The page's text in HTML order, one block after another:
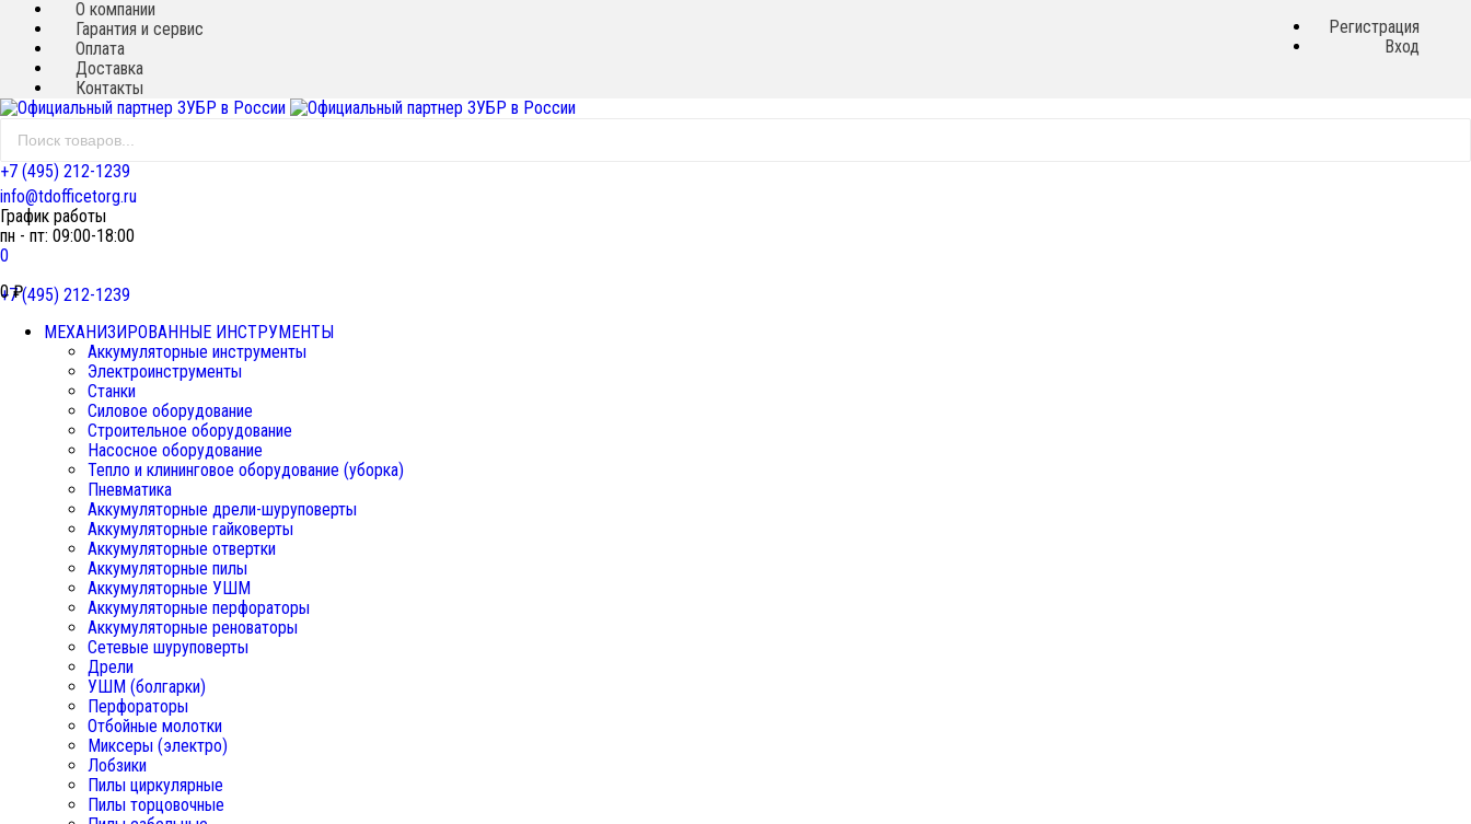
О компании
Гарантия и сервис
Оплата
Доставка
Контакты
Регистрация
Вход
+7 (495) 212-1239
info@tdofficetorg.ru
График работы
пн - пт: 09:00-18:00
0
0₽
+7 (495) 212-1239
МЕХАНИЗИРОВАННЫЕ ИНСТРУМЕНТЫ
Аккумуляторные инструменты
Электроинструменты
Станки
Силовое оборудование
Строительное оборудование
Насосное оборудование
Тепло и клининговое оборудование (уборка)
Пневматика
Аккумуляторные дрели-шуруповерты
Аккумуляторные гайковерты
Аккумуляторные отвертки
Аккумуляторные пилы
Аккумуляторные УШМ
Аккумуляторные перфораторы
Аккумуляторные реноваторы
Сетевые шуруповерты
Дрели
УШМ (болгарки)
Перфораторы
Отбойные молотки
Миксеры (электро)
Лобзики
Пилы циркулярные
Пилы торцовочные